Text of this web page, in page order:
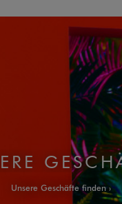
Unsere Geschäfte finden